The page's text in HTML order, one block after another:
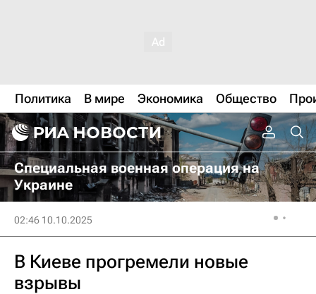
Политика В мире Экономика Общество
Специальная военная операция на
Украине
02:46 10.10.2025
В Киеве прогремели новые
взрывы